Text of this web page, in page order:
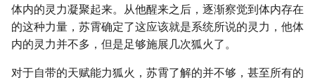
体内的灵力凝聚起来。从他醒来之后，逐渐察觉到体内存在
的这种力量，苏霄确定了这应该就是系统所说的灵力，他体
内的灵力并不多，但是足够施展几次狐火了。
对于自带的天赋能力狐火，苏霄了解的并不够，甚至所有的